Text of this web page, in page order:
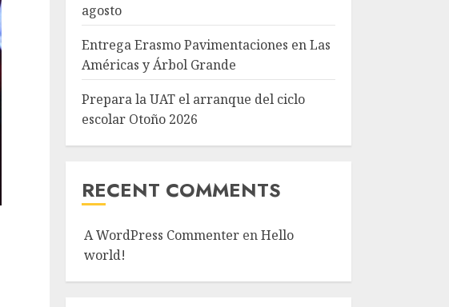
agosto
Entrega Erasmo Pavimentaciones en Las
Américas y Árbol Grande
Prepara la UAT el arranque del ciclo
escolar Otoño 2026
RECENT COMMENTS
A WordPress Commenter enHello
world!